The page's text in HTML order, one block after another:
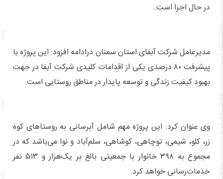
در حال اجرا است.
مدیرعامل شرکت آبفای استان سمنان درادامه افزود: این پروژه با
پیشرفت ۸۰ درصدی یکی از اقدامات کلیدی شرکت آبفا در جهت
بهبود کیفیت زندگی و توسعه پایدار در مناطق روستایی است.
وی عنوان کرد: این پروژه مهم شامل آبرسانی به روستاهای کوه
زر، کلو، شیمی، توچاهی، کوشاهی، سلم‌آباد و نوا می‌باشد که در
مجموع به ۳۹۸ خانوار با جمعیتی بالغ بر یک‌هزار و ۵۱۳ نفر
خدمات‌رسانی خواهد کرد.